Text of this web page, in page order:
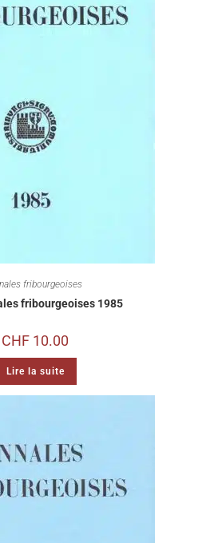
fribourgeoises
fribourgeoises 1985
CHF 10.00
Lire la suite